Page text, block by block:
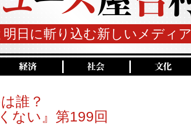
明日に斬り込む新しいメディア
誰？
ない』第199回